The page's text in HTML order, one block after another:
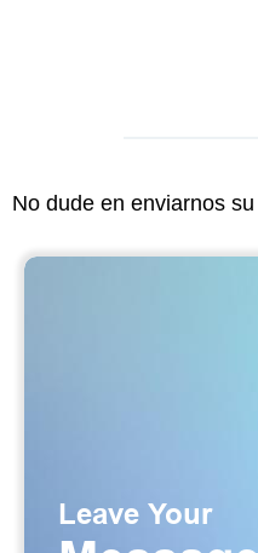
No dude en enviarnos